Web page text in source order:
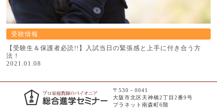
受験情報
【受験生＆保護者必読!!】入試当日の緊張感と上手に付き合う方
法！
2021.01.08
〒530－0041
大阪市北区天神橋2丁目2番9号
プラネット南森町6階